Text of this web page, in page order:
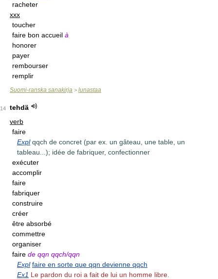
racheter
xxx
toucher
faire bon accueil à
honorer
payer
rembourser
remplir
Suomi-ranska sanakirja > lunastaa
14
tehdä
verb
faire
Expl qqch de concret (par ex. un gâteau, une table, un
tableau...); idée de fabriquer, confectionner
exécuter
accomplir
faire
fabriquer
construire
créer
être absorbé
commettre
organiser
faire de qqn qqch/qqn
Expl faire en sorte que qqn devienne qqch
Ex1 Le pardon du roi a fait de lui un homme libre.